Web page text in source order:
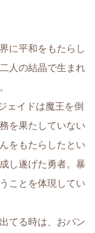
に平和をもたらし
人の結晶で生まれ
ェイドは魔王を倒
を果たしていない
をもたらしたとい
し遂げた勇者。暴
ことを体現してい
てる時は、おパン